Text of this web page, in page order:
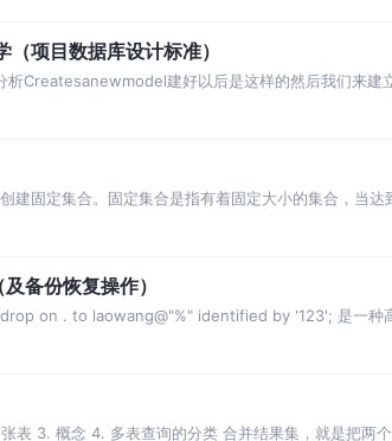
项目数据库设计标准）
析Createsanewmodel建好以后是这样的然后我们来建
这里，我们
固定集合。固定集合是指有着固定大小的集合，当达
autoIndexId|布尔|（可选）如为 true，自动在 _id 字段
备份恢复操作）
on . to laowang@"%" identified by '123'; 是一种高
(地址)。 好比是一本书的…
表 3. 概念 4. 多表查询的分类 合并结果集，就是把两